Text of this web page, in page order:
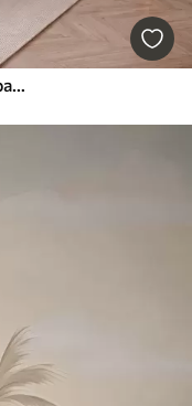
Peintures murales Herbe, feuilles coupantes